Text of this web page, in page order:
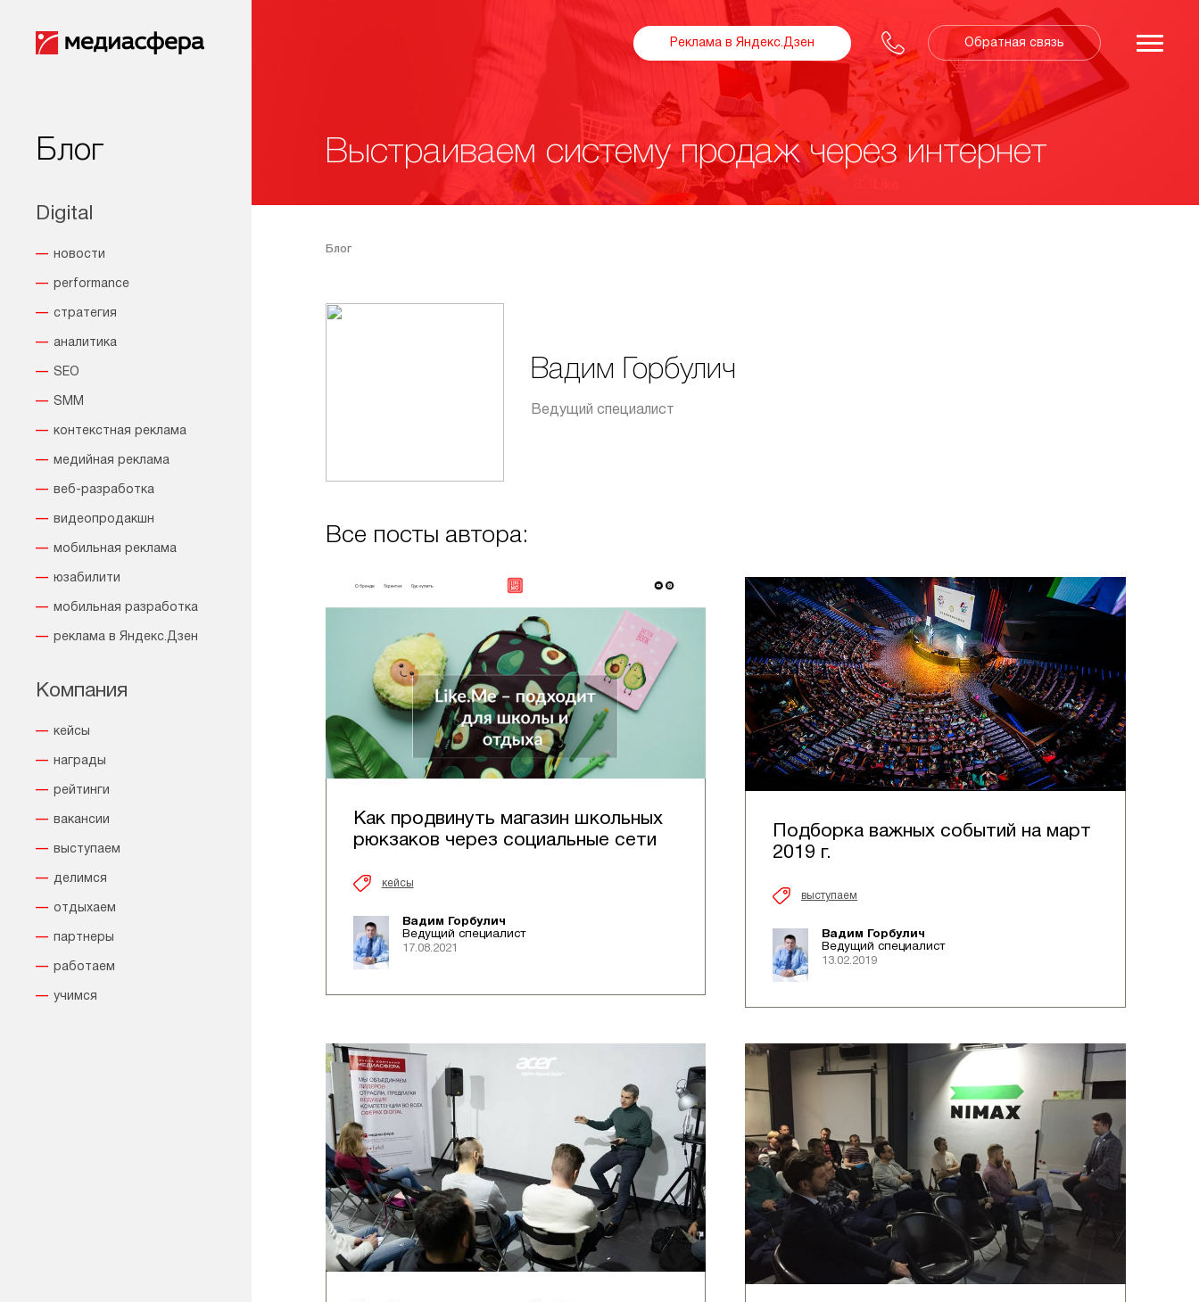
Реклама в Яндекс.Дзен Обратная связь
Блог
Digital
новости
performance
стратегия
аналитика
SEO
SMM
контекстная реклама
медийная реклама
веб-разработка
видеопродакшн
мобильная реклама
юзабилити
мобильная разработка
реклама в Яндекс.Дзен
Компания
кейсы
награды
рейтинги
вакансии
выступаем
делимся
отдыхаем
партнеры
работаем
учимся
Выстраиваем систему продаж через интернет
Блог
Вадим Горбулич
Ведущий специалист
Все посты автора:
Как продвинуть магазин школьных
рюкзаков через социальные сети
кейсы
Вадим Горбулич
Ведущий специалист
17.08.2021
Подборка важных событий на март
2019 г.
выступаем
Вадим Горбулич
Ведущий специалист
13.02.2019